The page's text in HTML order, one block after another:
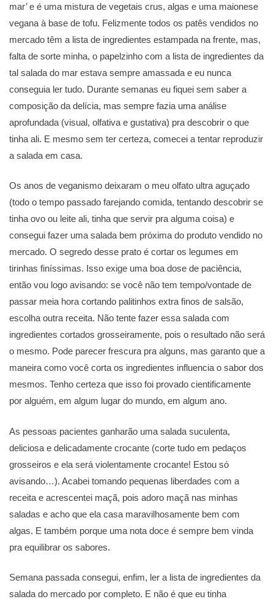
mar’ e é uma mistura de vegetais crus, algas e uma maionese
vegana à base de tofu. Felizmente todos os patês vendidos no
mercado têm a lista de ingredientes estampada na frente, mas,
falta de sorte minha, o papelzinho com a lista de ingredientes da
tal salada do mar estava sempre amassada e eu nunca
conseguia ler tudo. Durante semanas eu fiquei sem saber a
composição da delícia, mas sempre fazia uma análise
aprofundada (visual, olfativa e gustativa) pra descobrir o que
tinha ali. E mesmo sem ter certeza, comecei a tentar reproduzir
a salada em casa.
Os anos de veganismo deixaram o meu olfato ultra aguçado
(todo o tempo passado farejando comida, tentando descobrir se
tinha ovo ou leite ali, tinha que servir pra alguma coisa) e
consegui fazer uma salada bem próxima do produto vendido no
mercado. O segredo desse prato é cortar os legumes em
tirinhas finíssimas. Isso exige uma boa dose de paciência,
então vou logo avisando: se você não tem tempo/vontade de
passar meia hora cortando palitinhos extra finos de salsão,
escolha outra receita. Não tente fazer essa salada com
ingredientes cortados grosseiramente, pois o resultado não será
o mesmo. Pode parecer frescura pra alguns, mas garanto que a
maneira como você corta os ingredientes influencia o sabor dos
mesmos. Tenho certeza que isso foi provado cientificamente
por alguém, em algum lugar do mundo, em algum ano.
As pessoas pacientes ganharão uma salada suculenta,
deliciosa e delicadamente crocante (corte tudo em pedaços
grosseiros e ela será violentamente crocante! Estou só
avisando…). Acabei tomando pequenas liberdades com a
receita e acrescentei maçã, pois adoro maçã nas minhas
saladas e acho que ela casa maravilhosamente bem com
algas. E também porque uma nota doce é sempre bem vinda
pra equilibrar os sabores.
Semana passada consegui, enfim, ler a lista de ingredientes da
salada do mercado por completo. E não é que eu tinha